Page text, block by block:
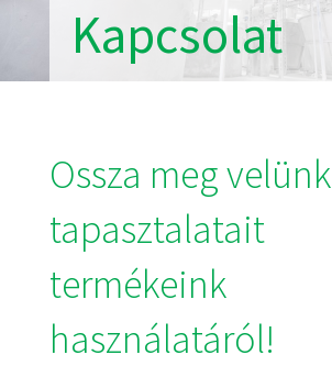
Kapcsolat
Ossza meg velünk
tapasztalatait
termékeink
használatáról!